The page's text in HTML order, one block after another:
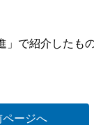
で紹介したも
ページへ